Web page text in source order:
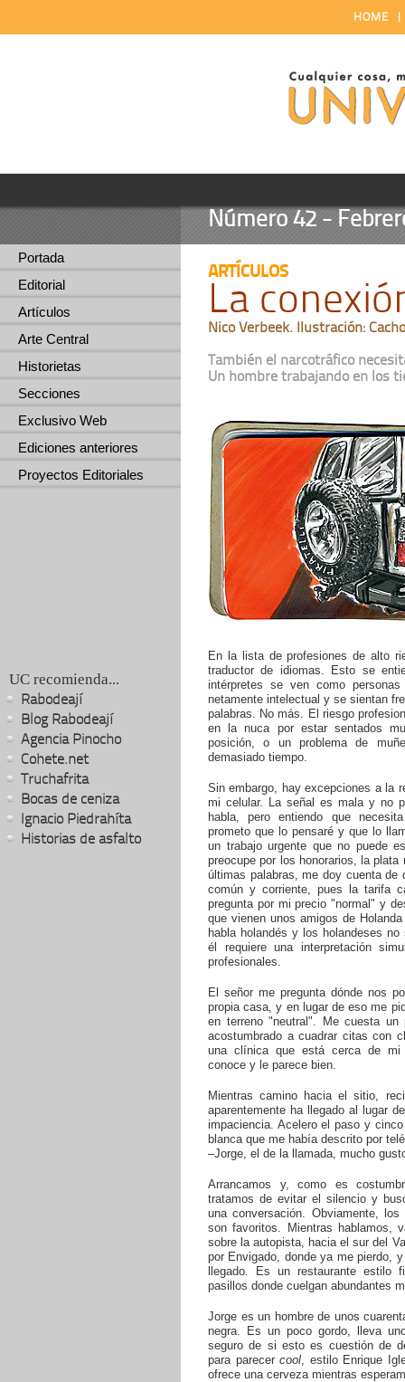
HOME
Número 42 -
Portada
Editorial
Artículos
Arte Central
Historietas
Secciones
Exclusivo Web
Ediciones anteriores
Proyectos Editoriales
UC recomienda...
Rabodeají
Blog Rabodeají
Agencia Pinocho
Cohete.net
Truchafrita
Bocas de ceniza
Ignacio Piedrahíta
Historias de asfalto
ARTÍCULOS
La
Nico Verbeek. Ilustración:
También el narcotráfico
Un hombre trabajando en los
En la lista de profesiones de alto
traductor de idiomas. Esto se
intérpretes se ven como
netamente intelectual y se sientan
palabras. No más. El riesgo
en la nuca por estar sentados
posición, o un problema de
demasiado tiempo.
Sin embargo, hay excepciones a la
mi celular. La señal es mala y no
habla, pero entiendo que
prometo que lo pensaré y que lo
un trabajo urgente que no puede
preocupe por los honorarios, la
últimas palabras, me doy cuenta de
común y corriente, pues la tarifa
pregunta por mi precio "normal" y
que vienen unos amigos de
habla holandés y los holandeses
él requiere una interpretación
profesionales.
El señor me pregunta dónde nos
propia casa, y en lugar de eso me
en terreno "neutral". Me cuesta
acostumbrado a cuadrar citas con
una clínica que está cerca de mi
conoce y le parece bien.
Mientras camino hacia el sitio,
aparentemente ha llegado al lugar
impaciencia. Acelero el paso y
blanca que me había descrito por
–Jorge, el de la llamada, mucho
Arrancamos y, como es
tratamos de evitar el silencio y
una conversación. Obviamente,
son favoritos. Mientras hablamos,
sobre la autopista, hacia el sur del
por Envigado, donde ya me pierdo,
llegado. Es un restaurante estilo
pasillos donde cuelgan abundantes
Jorge es un hombre de unos
negra. Es un poco gordo, lleva
seguro de si esto es cuestión de
para parecercool, estilo Enrique
ofrece una cerveza mientras